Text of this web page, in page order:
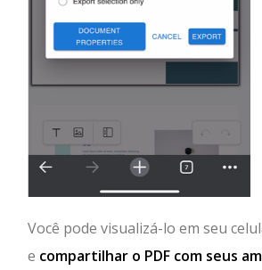
Você pode visualizá-lo em seu
e compartilhar o PDF com seus